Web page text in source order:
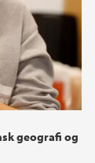
geografi og